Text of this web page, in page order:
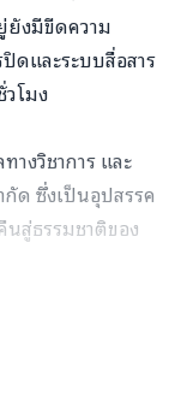
ยังมีขีดความ
ดและระบบสื่อสาร
โมง
งวิชาการ และ
ด ซึ่งเป็นอุปสรรค
สู่ธรรมชาติของ